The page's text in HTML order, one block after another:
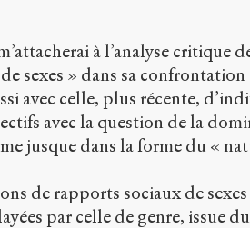
à l’analyse critique
sexes » dans sa
avec celle, plus récente,
avec la question de la
jusque dans la forme du «
de rapports sociaux de
par celle de genre, issue du